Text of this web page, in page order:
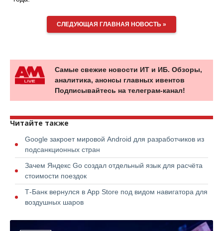
СЛЕДУЮЩАЯ ГЛАВНАЯ НОВОСТЬ »
Самые свежие новости ИТ и ИБ. Обзоры,
аналитика, анонсы главных ивентов
Подписывайтесь на телеграм-канал!
Читайте также
Google закроет мировой Android для разработчиков из
подсанкционных стран
Зачем Яндекс Go создал отдельный язык для расчёта
стоимости поездок
Т-Банк вернулся в App Store под видом навигатора для
воздушных шаров